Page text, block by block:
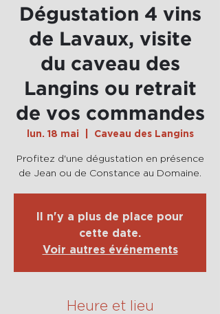
Dégustation 4 vins
de Lavaux, visite
du caveau des
Langins ou retrait
de vos commandes
lun. 18 mai Caveau des Langins
Profitez d'une dégustation en présence
de Jean ou de Constance au Domaine.
Il n'y a plus de place pour
cette date.
Voir autres événements
Heure et lieu